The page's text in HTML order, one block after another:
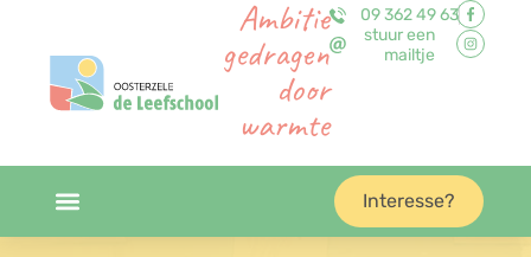
Ambitie
gedragen
door
warmte
09 362 49 63
stuur een
mailtje
Interesse?